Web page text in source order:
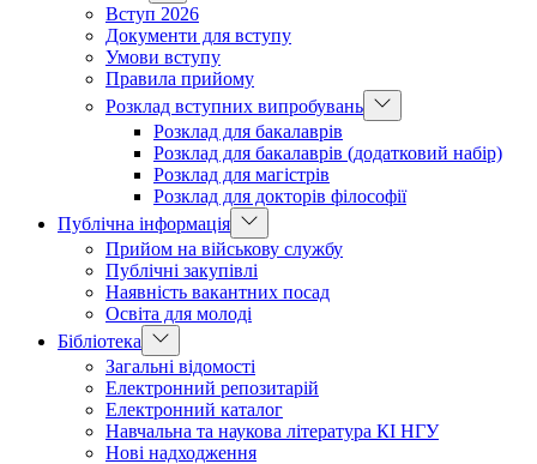
Вступ 2026
Документи для вступу
Умови вступу
Правила прийому
Розклад вступних випробувань
Розклад для бакалаврів
Розклад для бакалаврів (додатковий набір)
Розклад для магістрів
Розклад для докторів філософії
Публічна інформація
Прийом на військову службу
Публічні закупівлі
Наявність вакантних посад
Освіта для молоді
Бібліотека
Загальні відомості
Електронний репозитарій
Електронний каталог
Навчальна та наукова література КІ НГУ
Нові надходження